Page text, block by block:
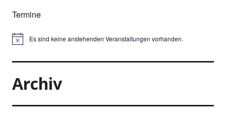
Termine
Es sind keine anstehenden Veranstaltungen vorhanden.
Archiv